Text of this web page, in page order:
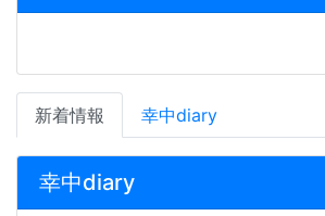
新着情報 幸中diary
幸中diary